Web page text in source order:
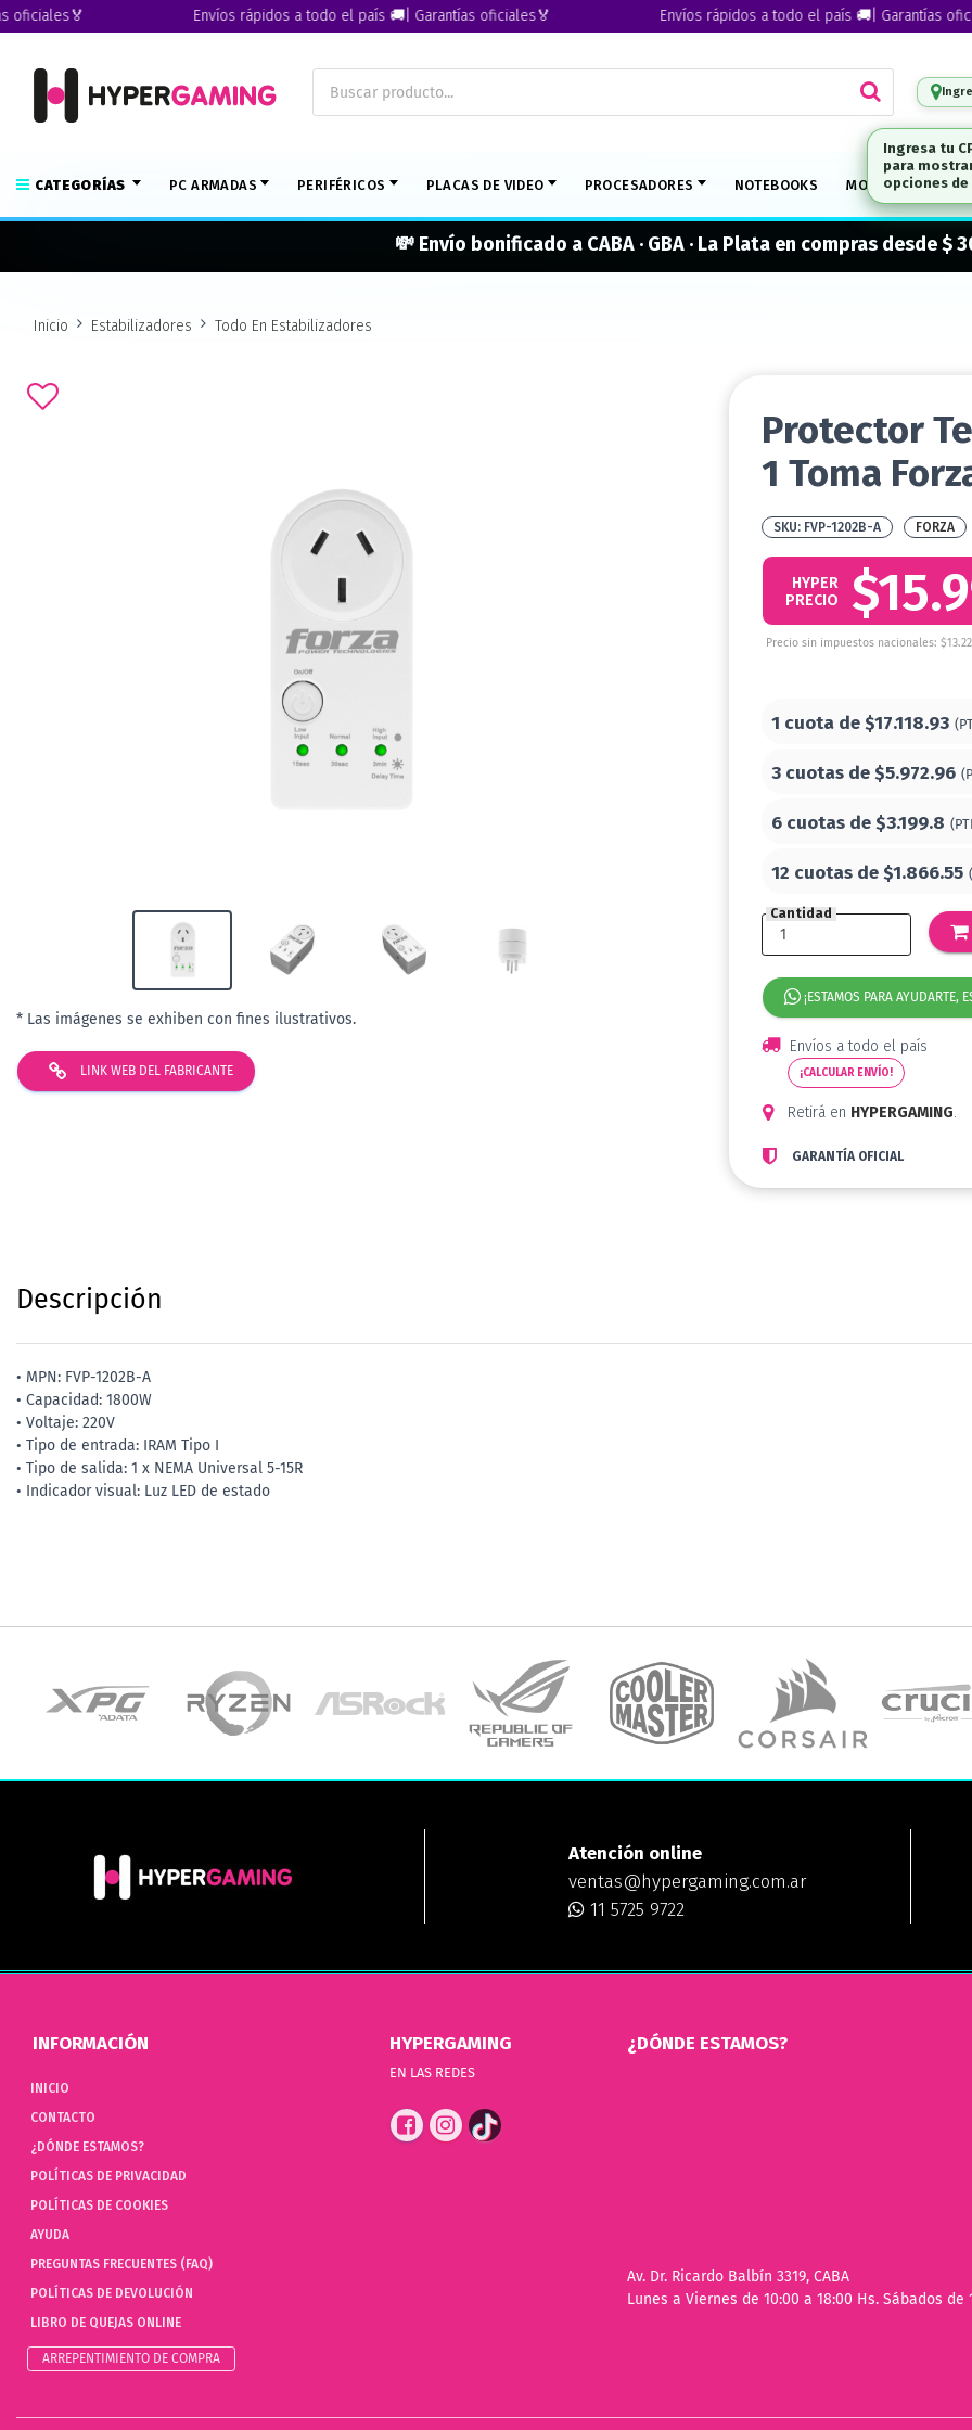
Envíos rápidos a todo el país 🚚| Garantías oficiales🏅 Envíos rápidos a todo el país 🚚| Garantías
CATEGORÍAS PC ARMADAS PERIFÉRICOS PLACAS DE VIDEO PROCESADORES NOTEBOOKS MONITORES
💸 Envío bonificado a CABA · GBA · La Plata en compras desde $
Inicio Estabilizadores Todo En Estabilizadores
* Las imágenes se exhiben con fines ilustrativos.
LINK WEB DEL FABRICANTE
Protector
1 Toma
FVP-1202B-A FORZA
HYPER
PRECIO
Precio sin impuestos nacionales:
1 cuota de$17.118.93
3 cuotas de$5.972.96
6 cuotas de$3.199.8
12 cuotas de$1.866.55
Cantidad
¡ESTAMOS PARA AYUDARTE,
Envíos a todo el país
¡CALCULAR ENVÍO!
Retirá en HYPERGAMING.
GARANTÍA OFICIAL
Descripción
• MPN: FVP-1202B-A
• Capacidad: 1800W
• Voltaje: 220V
• Tipo de entrada: IRAM Tipo I
• Tipo de salida: 1 x NEMA Universal 5-15R
• Indicador visual: Luz LED de estado
Atención online
ventas@hypergaming.com.ar
11 5725 9722
INFORMACIÓN
INICIO
CONTACTO
¿DÓNDE ESTAMOS?
POLÍTICAS DE PRIVACIDAD
POLÍTICAS DE COOKIES
AYUDA
PREGUNTAS FRECUENTES (FAQ)
POLÍTICAS DE DEVOLUCIÓN
LIBRO DE QUEJAS ONLINE
ARREPENTIMIENTO DE COMPRA
HYPERGAMING
EN LAS REDES
¿DÓNDE ESTAMOS?
Av. Dr. Ricardo Balbín 3319, CABA
Lunes a Viernes de 10:00 a 18:00 Hs. Sábados de